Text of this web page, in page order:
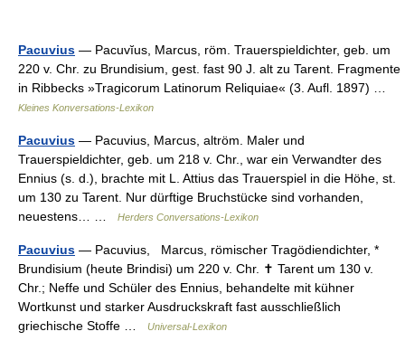
Pacuvius — Pacuvĭus, Marcus, röm. Trauerspieldichter, geb. um
220 v. Chr. zu Brundisium, gest. fast 90 J. alt zu Tarent. Fragmente
in Ribbecks »Tragicorum Latinorum Reliquiae« (3. Aufl. 1897) …
Kleines Konversations-Lexikon
Pacuvius — Pacuvius, Marcus, altröm. Maler und
Trauerspieldichter, geb. um 218 v. Chr., war ein Verwandter des
Ennius (s. d.), brachte mit L. Attius das Trauerspiel in die Höhe, st.
um 130 zu Tarent. Nur dürftige Bruchstücke sind vorhanden,
neuestens… …
Herders Conversations-Lexikon
Pacuvius — Pacuvius, Marcus, römischer Tragödiendichter, *
Brundisium (heute Brindisi) um 220 v. Chr. ✝ Tarent um 130 v.
Chr.; Neffe und Schüler des Ennius, behandelte mit kühner
Wortkunst und starker Ausdruckskraft fast ausschließlich
griechische Stoffe …
Universal-Lexikon